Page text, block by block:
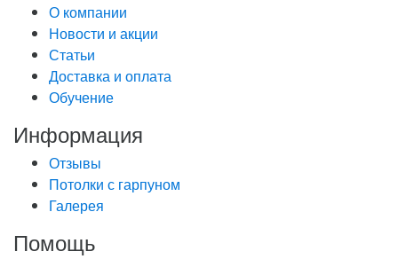
О компании
Новости и акции
Статьи
Доставка и оплата
Обучение
Информация
Отзывы
Потолки с гарпуном
Галерея
Помощь